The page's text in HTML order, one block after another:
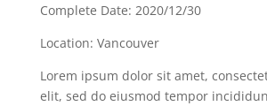
Complete Date: 2020/12/30
Location: Vancouver
Lorem ipsum dolor sit amet,
elit, sed do eiusmod tempor